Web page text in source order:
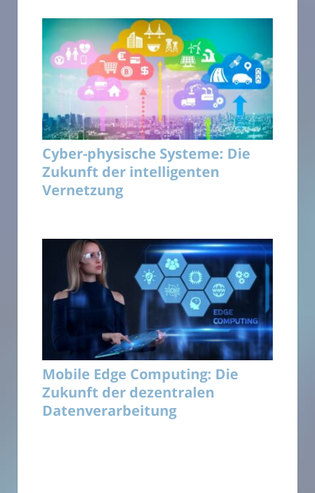
Cyber-physische Systeme: Die
Zukunft der intelligenten
Vernetzung
Mobile Edge Computing: Die
Zukunft der dezentralen
Datenverarbeitung